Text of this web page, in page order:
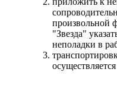
произвольной
"Звезда"
неполадки в